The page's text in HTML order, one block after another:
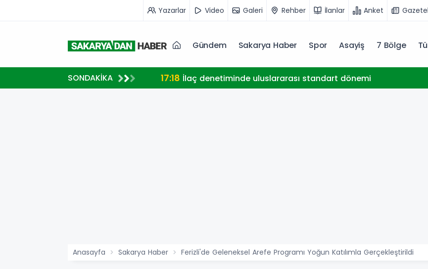
Yazarlar Video Galeri Rehber İlanlar Anket
Gündem Sakarya Haber Spor Asayiş 7 Bölge
SONDAKİKA 17:18 İlaç denetiminde uluslararası standart dönemi
Anasayfa Sakarya Haber Ferizli'de Geleneksel Arefe Programı Yoğun Katılımla Gerçekleştirildi